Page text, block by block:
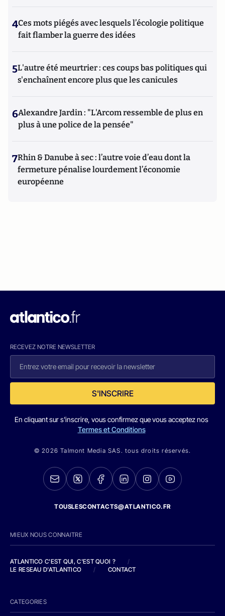
4Ces mots piégés avec lesquels l’écologie politique
fait flamber la guerre des idées
5L'autre été meurtrier : ces coups bas politiques qui
s'enchaînent encore plus que les canicules
6Alexandre Jardin : "L'Arcom ressemble de plus en
plus à une police de la pensée"
7Rhin & Danube à sec : l’autre voie d’eau dont la
fermeture pénalise lourdement l’économie
européenne
RECEVEZ NOTRE NEWSLETTER
S'INSCRIRE
En cliquant sur s'inscrire, vous confirmez que vous acceptez nos
Termes et Conditions
© 2026 Talmont Media SAS. tous droits réservés.
TOUSLESCONTACTS@ATLANTICO.FR
MIEUX NOUS CONNAITRE
ATLANTICO C'EST QUI, C'EST QUOI ?
/
LE RESEAU D'ATLANTICO
/ CONTACT
CATEGORIES